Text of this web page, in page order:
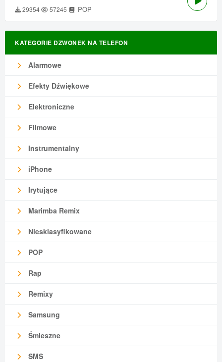
29354 57245 POP
KATEGORIE DZWONEK NA TELEFON
Alarmowe
Efekty Dźwiękowe
Elektroniczne
Filmowe
Instrumentalny
iPhone
Irytujące
Marimba Remix
Niesklasyfikowane
POP
Rap
Remixy
Samsung
Śmieszne
SMS